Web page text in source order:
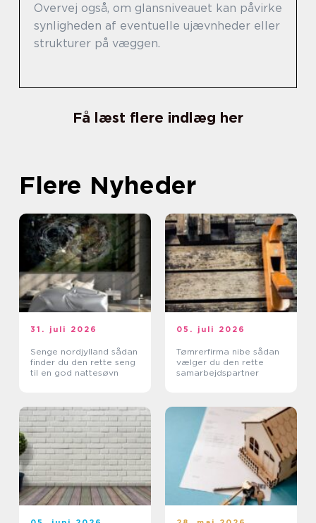
Overvej også, om glansniveauet kan påvirke
synligheden af eventuelle ujævnheder eller
strukturer på væggen.
Få læst flere indlæg her
Flere Nyheder
31. juli 2026
Senge nordjylland sådan
finder du den rette seng
til en god nattesøvn
05. juli 2026
Tømrerfirma nibe sådan
vælger du den rette
samarbejdspartner